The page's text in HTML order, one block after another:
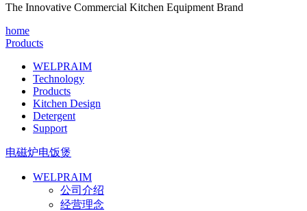
The Innovative Commercial Kitchen Equipment Brand
home
Products
WELPRAIM
Technology
Products
Kitchen Design
Detergent
Support
电磁炉电饭煲
WELPRAIM
公司介绍
经营理念